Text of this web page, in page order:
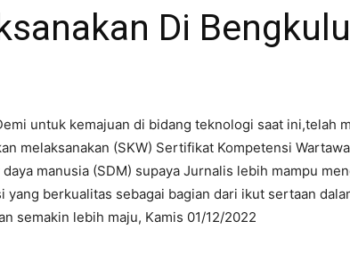
Di Bengkulu
untuk kemajuan di bidang teknologi saat ini,telah
melaksanakan (SKW) Sertifikat Kompetensi
manusia (SDM) supaya Jurnalis lebih mampu
yang berkualitas sebagai bagian dari ikut sertaan
semakin lebih maju, Kamis 01/12/2022